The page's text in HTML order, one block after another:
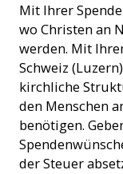
Mit Ihrer
wo Christen an
werden. Mit
Schweiz
kirchliche
den Menschen
benötigen.
der Steuer